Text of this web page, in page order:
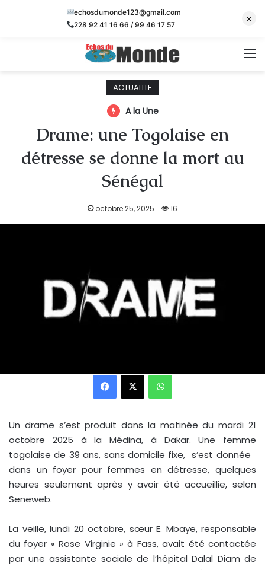
ACTUALITE
A la Une
Drame: une Togolaise en
détresse se donne la mort au
Sénégal
octobre 25, 2025 16
Facebook X WhatsApp
Un drame s’est produit dans la matinée du mardi 21
octobre 2025 à la Médina, à Dakar. Une femme
togolaise de 39 ans, sans domicile fixe, s’est donnée
dans un foyer pour femmes en détresse, quelques
heures seulement après y avoir été accueillie, selon
Seneweb.
La veille, lundi 20 octobre, sœur E. Mbaye, responsable
du foyer « Rose Virginie » à Fass, avait été contactée
par une assistante sociale de l’hôpital Dalal Diam de
echosdumonde123@gmail.com
228 92 41 16 66 / 99 46 17 57
×